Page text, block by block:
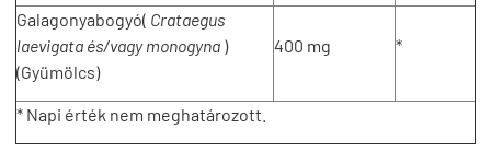
Galagonyabogyó( Crataegus
laevigata és/vagy monogyna )
(Gyümölcs)
400 mg *
* Napi érték nem meghatározott.